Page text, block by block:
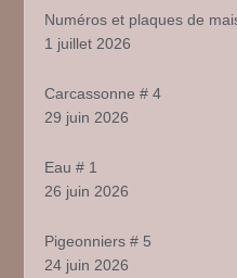
Numéros et plaques de
1 juillet 2026
Carcassonne # 4
29 juin 2026
Eau # 1
26 juin 2026
Pigeonniers # 5
24 juin 2026